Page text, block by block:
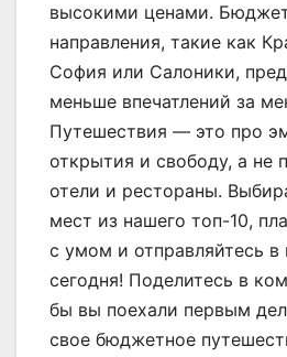
высокими ценами.
направления, такие как
София или Салоники,
меньше впечатлений за
Путешествия — это про
открытия и свободу, а не
отели и рестораны.
мест из нашего топ-10,
с умом и отправляйтесь
сегодня! Поделитесь в
бы вы поехали первым
свое бюджетное